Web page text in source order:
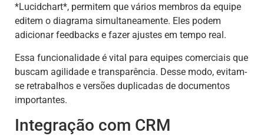
*Lucidchart*, permitem que vários membros da equipe
editem o diagrama simultaneamente. Eles podem
adicionar feedbacks e fazer ajustes em tempo real.
Essa funcionalidade é vital para equipes comerciais que
buscam agilidade e transparência. Desse modo, evitam-
se retrabalhos e versões duplicadas de documentos
importantes.
Integração com CRM